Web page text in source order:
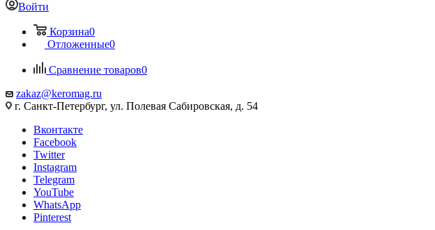
Войти
Корзина0
Отложенные0
Сравнение товаров0
zakaz@keromag.ru
г. Санкт-Петербург, ул. Полевая Сабировская, д. 54
Вконтакте
Facebook
Twitter
Instagram
Telegram
YouTube
WhatsApp
Pinterest